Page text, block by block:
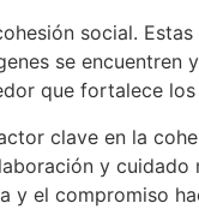
social.
se encuentren
que fortalece
clave en la
y cuidado
y el compromiso